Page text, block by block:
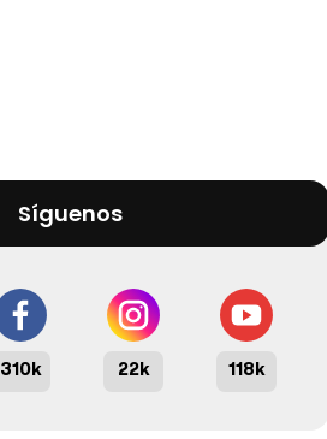
Síguenos
310k 22k 118k